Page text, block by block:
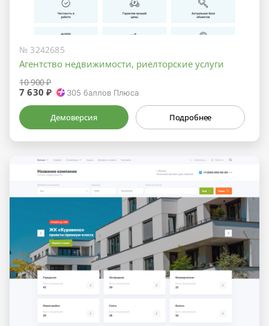
№ 3242685
Агентство недвижимости, риелторские услуги
10 900 ₽
7 630 ₽ 305 баллов Плюса
Демоверсия Подробнее